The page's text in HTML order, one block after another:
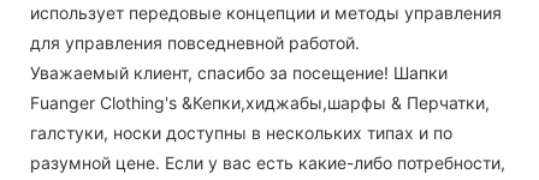
использует передовые концепции и методы управления
для управления повседневной работой.
Уважаемый клиент, спасибо за посещение! Шапки
Fuanger Clothing's &Кепки,хиджабы,шарфы & Перчатки,
галстуки, носки доступны в нескольких типах и по
разумной цене. Если у вас есть какие-либо потребности,